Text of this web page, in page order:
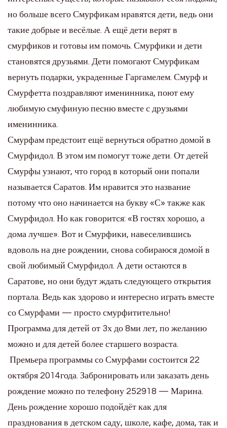
но больше всего Смурфикам нравятся дети, ведь они
такие добрые и весёлые. А ещё дети верят в
смурфиков и готовы им помочь. Смурфики и дети
становятся друзьями. Дети помогают Смурфикам
вернуть подарки, украденные Гаргамелем. Смурф и
Смурфетта поздравляют именинника, поют ему
любимую смуфиную песню вместе с друзьями
именинника.
Смурфам предстоит ещё вернуться обратно домой в
Смурфидол. В этом им помогут тоже дети. От детей
Смурфы узнают, что город в который они попали
называется Саратов. Им нравится это название
потому что оно начинается на букву «С» также как
Смурфидол. Но как говорится: «В гостях хорошо, а
дома лучше». Вот и Смурфики, навеселившись
вдоволь на дне рождении, снова собираюся домой в
свой любимый Смурфидол. А дети остаются в
Саратове, но они будут ждать следующего открытия
портала. Ведь как здорово и интересно играть вместе
со Смурфами — просто смурфитительно!
Программа для детей от 3х до 8ми лет, по желанию
можно и для детей более старшего возраста.
Премьера программы со Смурфами состоится 22
октября 2014года. Забронировать или заказать день
рождение можно по телефону 252918 — Марина.
День рождение хорошо подойдёт как для
празднования в детском саду, школе, кафе, дома, так и